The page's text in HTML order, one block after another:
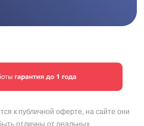
к публичной оферте, на сайте они
отличны от реальных.